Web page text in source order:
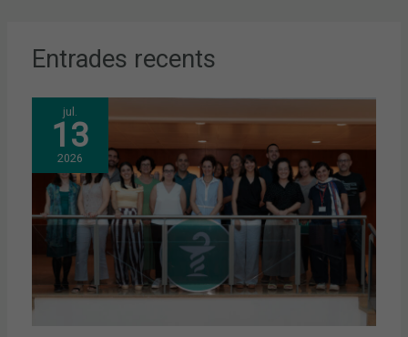
Entrades recents
jul.
13
2026